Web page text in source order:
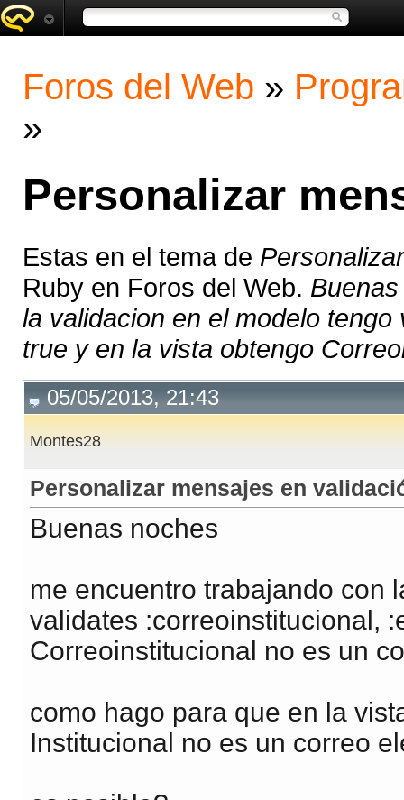
Foros del Web »
»
Personalizar
Estas en el tema de
Ruby en Foros del Web.
la validacion en el modelo
true y en la vista obtengo
05/05/2013, 21:43
Montes28
Personalizar mensajes en
Buenas noches
me encuentro trabajando con
validates :correoinstitucional,
Correoinstitucional no es un
como hago para que en la
Institucional no es un correo